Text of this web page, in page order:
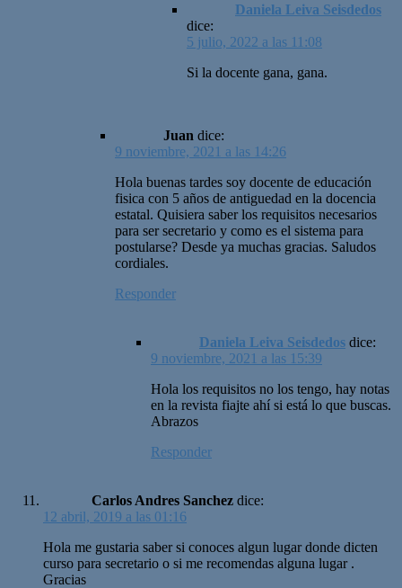
Daniela Leiva Seisdedos
dice:
5 julio, 2022 a las 11:08
Si la docente gana, gana.
Juan dice:
9 noviembre, 2021 a las 14:26
Hola buenas tardes soy docente de educación
fisica con 5 años de antiguedad en la docencia
estatal. Quisiera saber los requisitos necesarios
para ser secretario y como es el sistema para
postularse? Desde ya muchas gracias. Saludos
cordiales.
Responder
Daniela Leiva Seisdedos dice:
9 noviembre, 2021 a las 15:39
Hola los requisitos no los tengo, hay notas
en la revista fiajte ahí si está lo que buscas.
Abrazos
Responder
Carlos Andres Sanchez dice:
12 abril, 2019 a las 01:16
Hola me gustaria saber si conoces algun lugar donde dicten
curso para secretario o si me recomendas alguna lugar .
Gracias